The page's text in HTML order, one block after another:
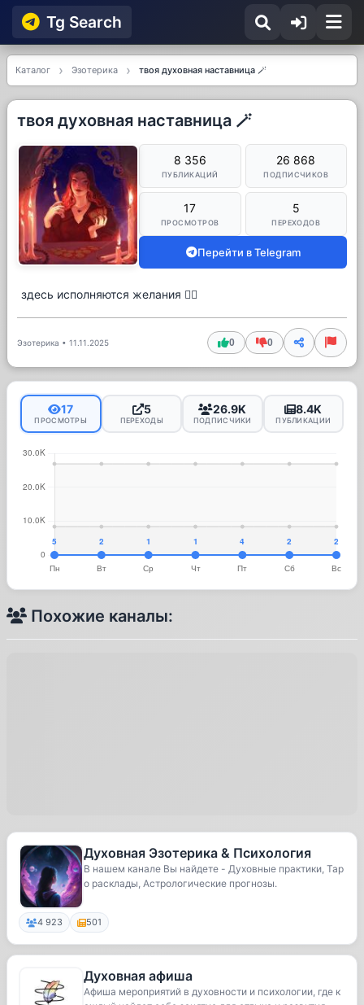
Tg Searсh
Каталог Эзотерика твоя духовная наставница 🪄
твоя духовная наставница 🪄
8 356
ПУБЛИКАЦИЙ
26 868
ПОДПИСЧИКОВ
17
ПРОСМОТРОВ
5
ПЕРЕХОДОВ
Перейти в Telegram
здесь исполняются желания ❤️‍🔥
Эзотерика • 11.11.2025 0 0
17
ПРОСМОТРЫ
5
ПЕРЕХОДЫ
26.9K
ПОДПИСЧИКИ
8.4K
ПУБЛИКАЦИИ
Похожие каналы:
Духовная Эзотерика & Психология
В нашем канале Вы найдете - Духовные практики, Тар
о расклады, Астрологические прогнозы.
4 923 501
Духовная афиша
Афиша мероприятий в духовности и психологии, где к